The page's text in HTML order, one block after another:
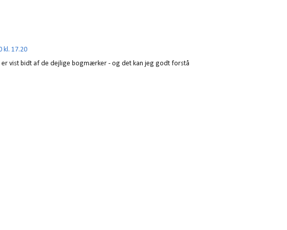
kl. 17.20
er vist bidt af de dejlige bogmærker - og det kan jeg godt forstå